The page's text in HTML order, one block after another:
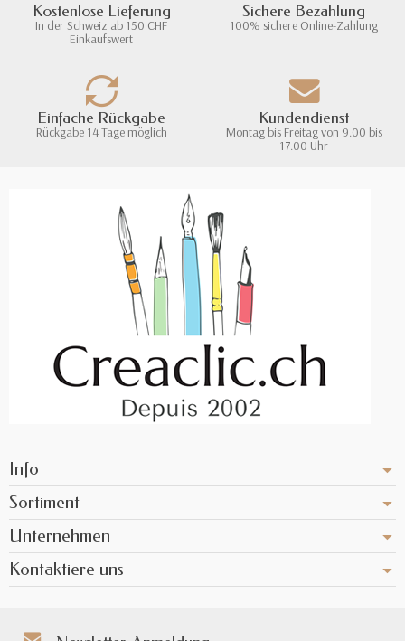
Kostenlose Lieferung
In der Schweiz ab 150 CHF
Einkaufswert
Sichere Bezahlung
100% sichere Online-Zahlung
Einfache Rückgabe
Rückgabe 14 Tage möglich
Kundendienst
Montag bis Freitag von 9.00 bis
17.00 Uhr
Info
Sortiment
Unternehmen
Kontaktiere uns